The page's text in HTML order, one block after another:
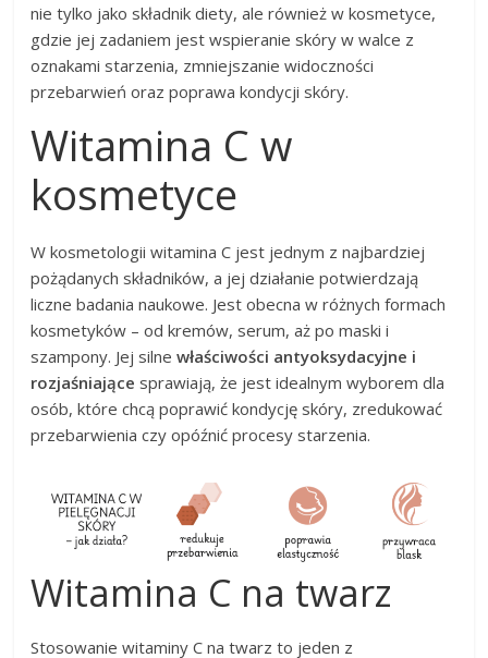
nie tylko jako składnik diety, ale również w kosmetyce,
gdzie jej zadaniem jest wspieranie skóry w walce z
oznakami starzenia, zmniejszanie widoczności
przebarwień oraz poprawa kondycji skóry.
Witamina C w
kosmetyce
W kosmetologii witamina C jest jednym z najbardziej
pożądanych składników, a jej działanie potwierdzają
liczne badania naukowe. Jest obecna w różnych formach
kosmetyków – od kremów, serum, aż po maski i
szampony. Jej silnewłaściwości antyoksydacyjne i
rozjaśniającesprawiają, że jest idealnym wyborem dla
osób, które chcą poprawić kondycję skóry, zredukować
przebarwienia czy opóźnić procesy starzenia.
Witamina C na twarz
Stosowanie witaminy C na twarz to jeden z